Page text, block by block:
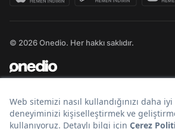
© 2026 Onedio. Her hakkı saklıdır.
Bir markasıdır.